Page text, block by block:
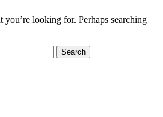
you’re looking for. Perhaps searching